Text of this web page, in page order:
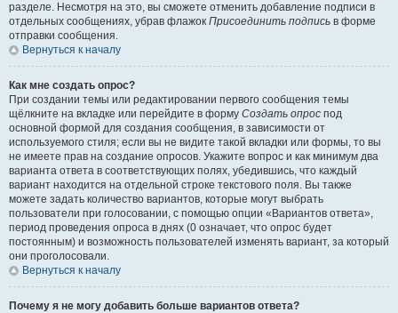
разделе. Несмотря на это, вы сможете отменить добавление подписи в
отдельных сообщениях, убрав флажок Присоединить подпись в форме
отправки сообщения.
Вернуться к началу
Как мне создать опрос?
При создании темы или редактировании первого сообщения темы
щёлкните на вкладке или перейдите в форму Создать опрос под
основной формой для создания сообщения, в зависимости от
используемого стиля; если вы не видите такой вкладки или формы, то вы
не имеете прав на создание опросов. Укажите вопрос и как минимум два
варианта ответа в соответствующих полях, убедившись, что каждый
вариант находится на отдельной строке текстового поля. Вы также
можете задать количество вариантов, которые могут выбрать
пользователи при голосовании, с помощью опции «Вариантов ответа»,
период проведения опроса в днях (0 означает, что опрос будет
постоянным) и возможность пользователей изменять вариант, за который
они проголосовали.
Вернуться к началу
Почему я не могу добавить больше вариантов ответа?